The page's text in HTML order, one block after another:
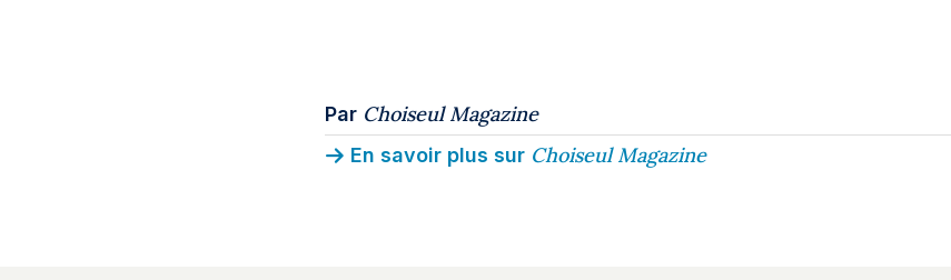
Par Choiseul Magazine
En savoir plus sur Choiseul Magazine